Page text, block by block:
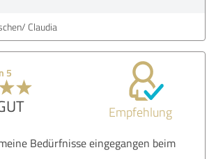
Claudia
5
Empfehlung
Bedürfnisse eingegangen beim